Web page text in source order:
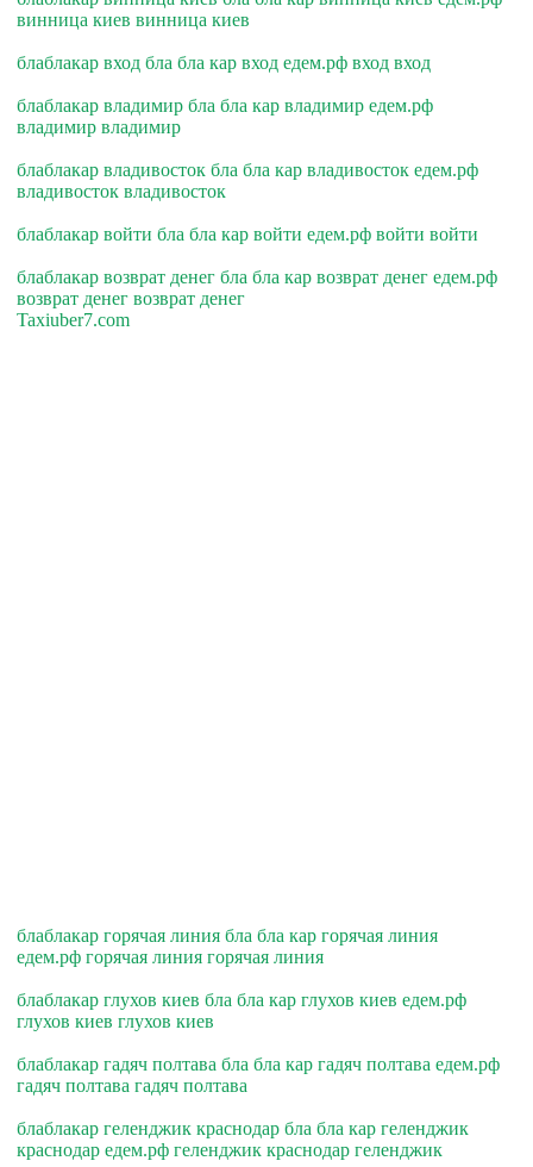
винница киев винница киев
блаблакар вход бла бла кар вход едем.рф вход вход
блаблакар владимир бла бла кар владимир едем.рф
владимир владимир
блаблакар владивосток бла бла кар владивосток едем.рф
владивосток владивосток
блаблакар войти бла бла кар войти едем.рф войти войти
блаблакар возврат денег бла бла кар возврат денег едем.рф
возврат денег возврат денег
Taxiuber7.com
блаблакар горячая линия бла бла кар горячая линия
едем.рф горячая линия горячая линия
блаблакар глухов киев бла бла кар глухов киев едем.рф
глухов киев глухов киев
блаблакар гадяч полтава бла бла кар гадяч полтава едем.рф
гадяч полтава гадяч полтава
блаблакар геленджик краснодар бла бла кар геленджик
краснодар едем.рф геленджик краснодар геленджик